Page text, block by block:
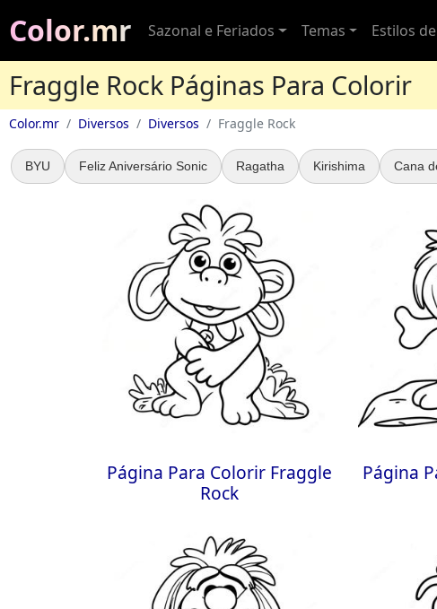
Color.mr Sazonal e Feriados Temas Estilos
Fraggle Rock Páginas Para Colorir
Color.mr Diversos Diversos Fraggle Rock
BYU Feliz Aniversário Sonic Ragatha Kirishima Cana
Página Para Colorir Fraggle
Rock
Página